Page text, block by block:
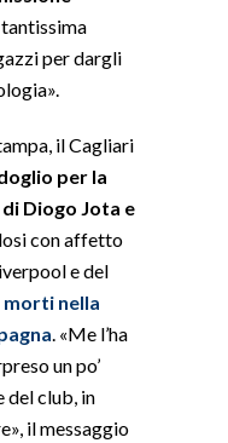
per dargli
il Cagliari
per la
Diogo Jota e
con affetto
e del
morti nella
. «Me l’ha
un po’
del club, in
il messaggio